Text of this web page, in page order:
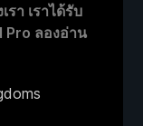
า เราได้รับ
Pro ลองอ่าน